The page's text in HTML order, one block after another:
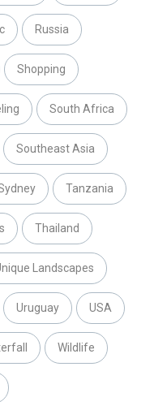
Russia
Shopping
South Africa
Southeast Asia
Tanzania
Thailand
Landscapes
Uruguay USA
Wildlife